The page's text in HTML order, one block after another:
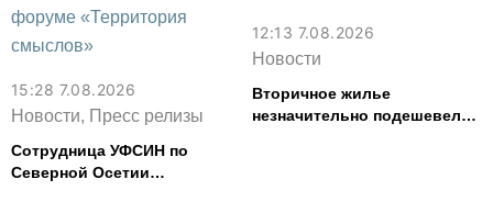
15:28 7.08.2026
Новости, Пресс релизы
Сотрудница УФСИН по
Северной Осетии
12:13 7.08.2026
Новости
Вторичное жилье
незначительно подешевело